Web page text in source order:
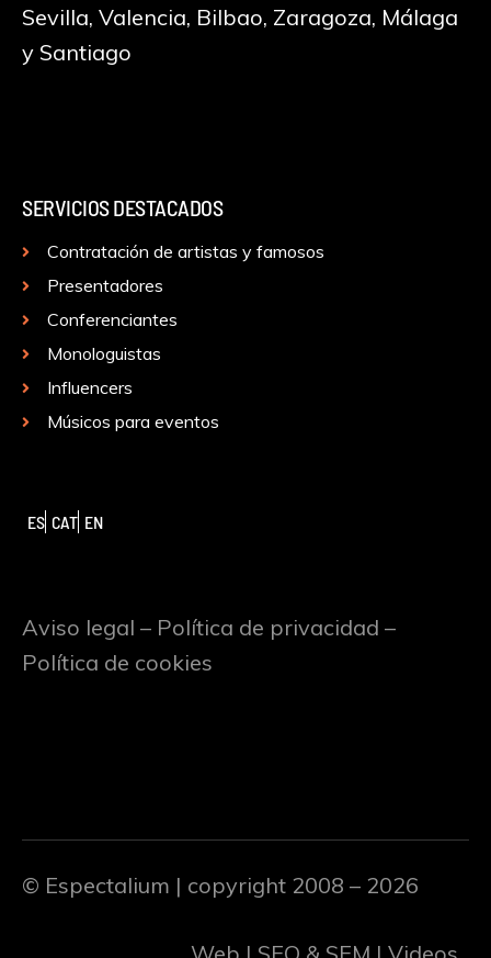
Sevilla, Valencia, Bilbao, Zaragoza, Málaga
y Santiago
SERVICIOS DESTACADOS
Contratación de artistas y famosos
Presentadores
Conferenciantes
Monologuistas
Influencers
Músicos para eventos
ES CAT EN
Aviso legal – Política de privacidad –
Política de cookies
© Espectalium | copyright 2008 – 2026